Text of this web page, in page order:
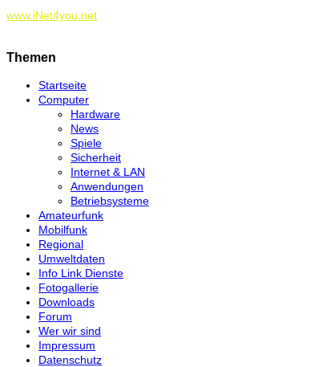
www.iNet4you.net
Themen
Startseite
Computer
Hardware
News
Spiele
Sicherheit
Internet & LAN
Anwendungen
Betriebsysteme
Amateurfunk
Mobilfunk
Regional
Umweltdaten
Info Link Dienste
Fotogallerie
Downloads
Forum
Wer wir sind
Impressum
Datenschutz